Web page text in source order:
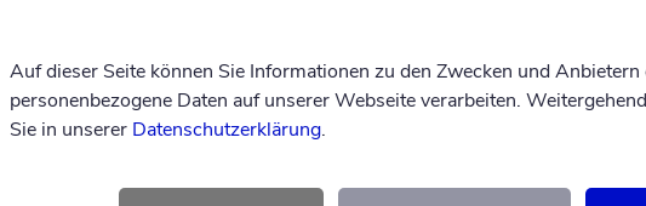
alte Mann und die Bilder
anzüglich, launig: Das Renaissance Theater Berlin bringt den
Auf dieser Seite können Sie Informationen zu den Zwecken und
personenbezogene Daten auf unserer Webseite verarbeiten.
Sie in unserer Datenschutzerklärung.